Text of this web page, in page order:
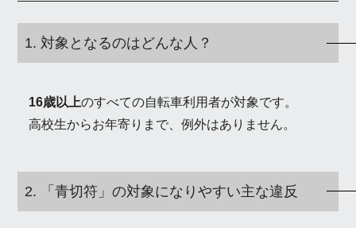
1. 対象となるのはどんな人？
16歳以上のすべての自転車利用者が対象です。
高校生からお年寄りまで、例外はありません。
2. 「青切符」の対象になりやすい主な違反